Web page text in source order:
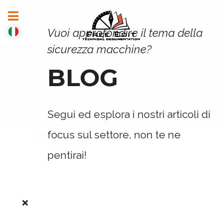
Vuoi approfondire il tema della
sicurezza macchine?
BLOG
Segui ed esplora i nostri articoli di
focus sul settore, non te ne
pentirai!